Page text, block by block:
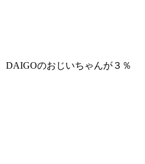
DAIGOのおじいちゃんが３％